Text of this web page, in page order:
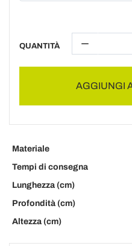
QUANTITÀ
AGGIUNGI
Materiale
Tempi di consegna
Lunghezza (cm)
Profondità (cm)
Altezza (cm)